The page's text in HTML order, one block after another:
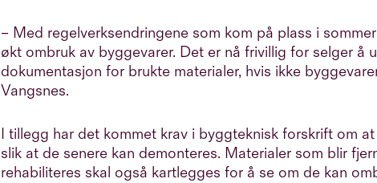
– Med regelverksendringene som kom på plass i
økt ombruk av byggevarer. Det er nå frivillig for selger å
dokumentasjon for brukte materialer, hvis ikke
Vangsnes.
I tillegg har det kommet krav i byggteknisk forskrift om
slik at de senere kan demonteres. Materialer som blir
rehabiliteres skal også kartlegges for å se om de kan